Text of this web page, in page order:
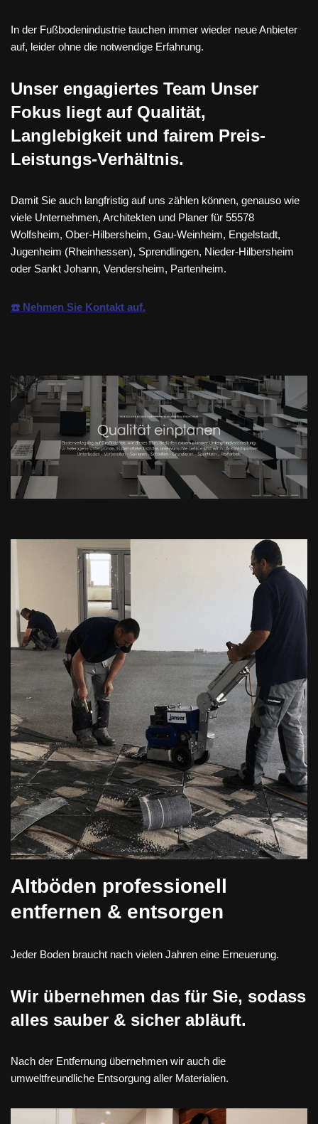
In der Fußbodenindustrie tauchen immer wieder neue Anbieter
auf, leider ohne die notwendige Erfahrung.
Unser engagiertes Team Unser
Fokus liegt auf Qualität,
Langlebigkeit und fairem Preis-
Leistungs-Verhältnis.
Damit Sie auch langfristig auf uns zählen können, genauso wie
viele Unternehmen, Architekten und Planer für 55578
Wolfsheim, Ober-Hilbersheim, Gau-Weinheim, Engelstadt,
Jugenheim (Rheinhessen), Sprendlingen, Nieder-Hilbersheim
oder Sankt Johann, Vendersheim, Partenheim.
☎️ Nehmen Sie Kontakt auf.
Altböden professionell
entfernen & entsorgen
Jeder Boden braucht nach vielen Jahren eine Erneuerung.
Wir übernehmen das für Sie, sodass
alles sauber & sicher abläuft.
Nach der Entfernung übernehmen wir auch die
umweltfreundliche Entsorgung aller Materialien.